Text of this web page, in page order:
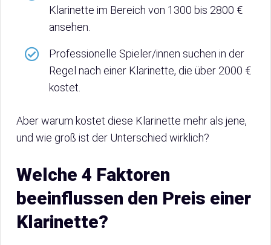
Klarinette im Bereich von 1300 bis 2800 €
ansehen.
Professionelle Spieler/innen suchen in der
Regel nach einer Klarinette, die über 2000 €
kostet.
Aber warum kostet diese Klarinette mehr als jene,
und wie groß ist der Unterschied wirklich?
Welche 4 Faktoren
beeinflussen den Preis einer
Klarinette?